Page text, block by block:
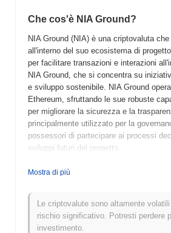
Che cos'è NIA Ground?
NIA Ground (NIA) è una criptovaluta
all'interno del suo ecosistema di
per facilitare transazioni e interazioni
NIA Ground, che si concentra su
e sviluppo sostenibile. NIA Ground
Ethereum, sfruttando le sue robuste
per migliorare la sicurezza e la
principalmente utilizzato per la
possessori di partecipare ai processi
sviluppi futuri del progetto.
Quando e come è iniziato NIA
decentralizzata mirata a migliorare
blockchain. Sviluppato da un team di
blockchain, NIA Ground si concentra
Mostra di più
Le criptovalute sono altamente
rischio significativo. Potresti perdere
investimento.